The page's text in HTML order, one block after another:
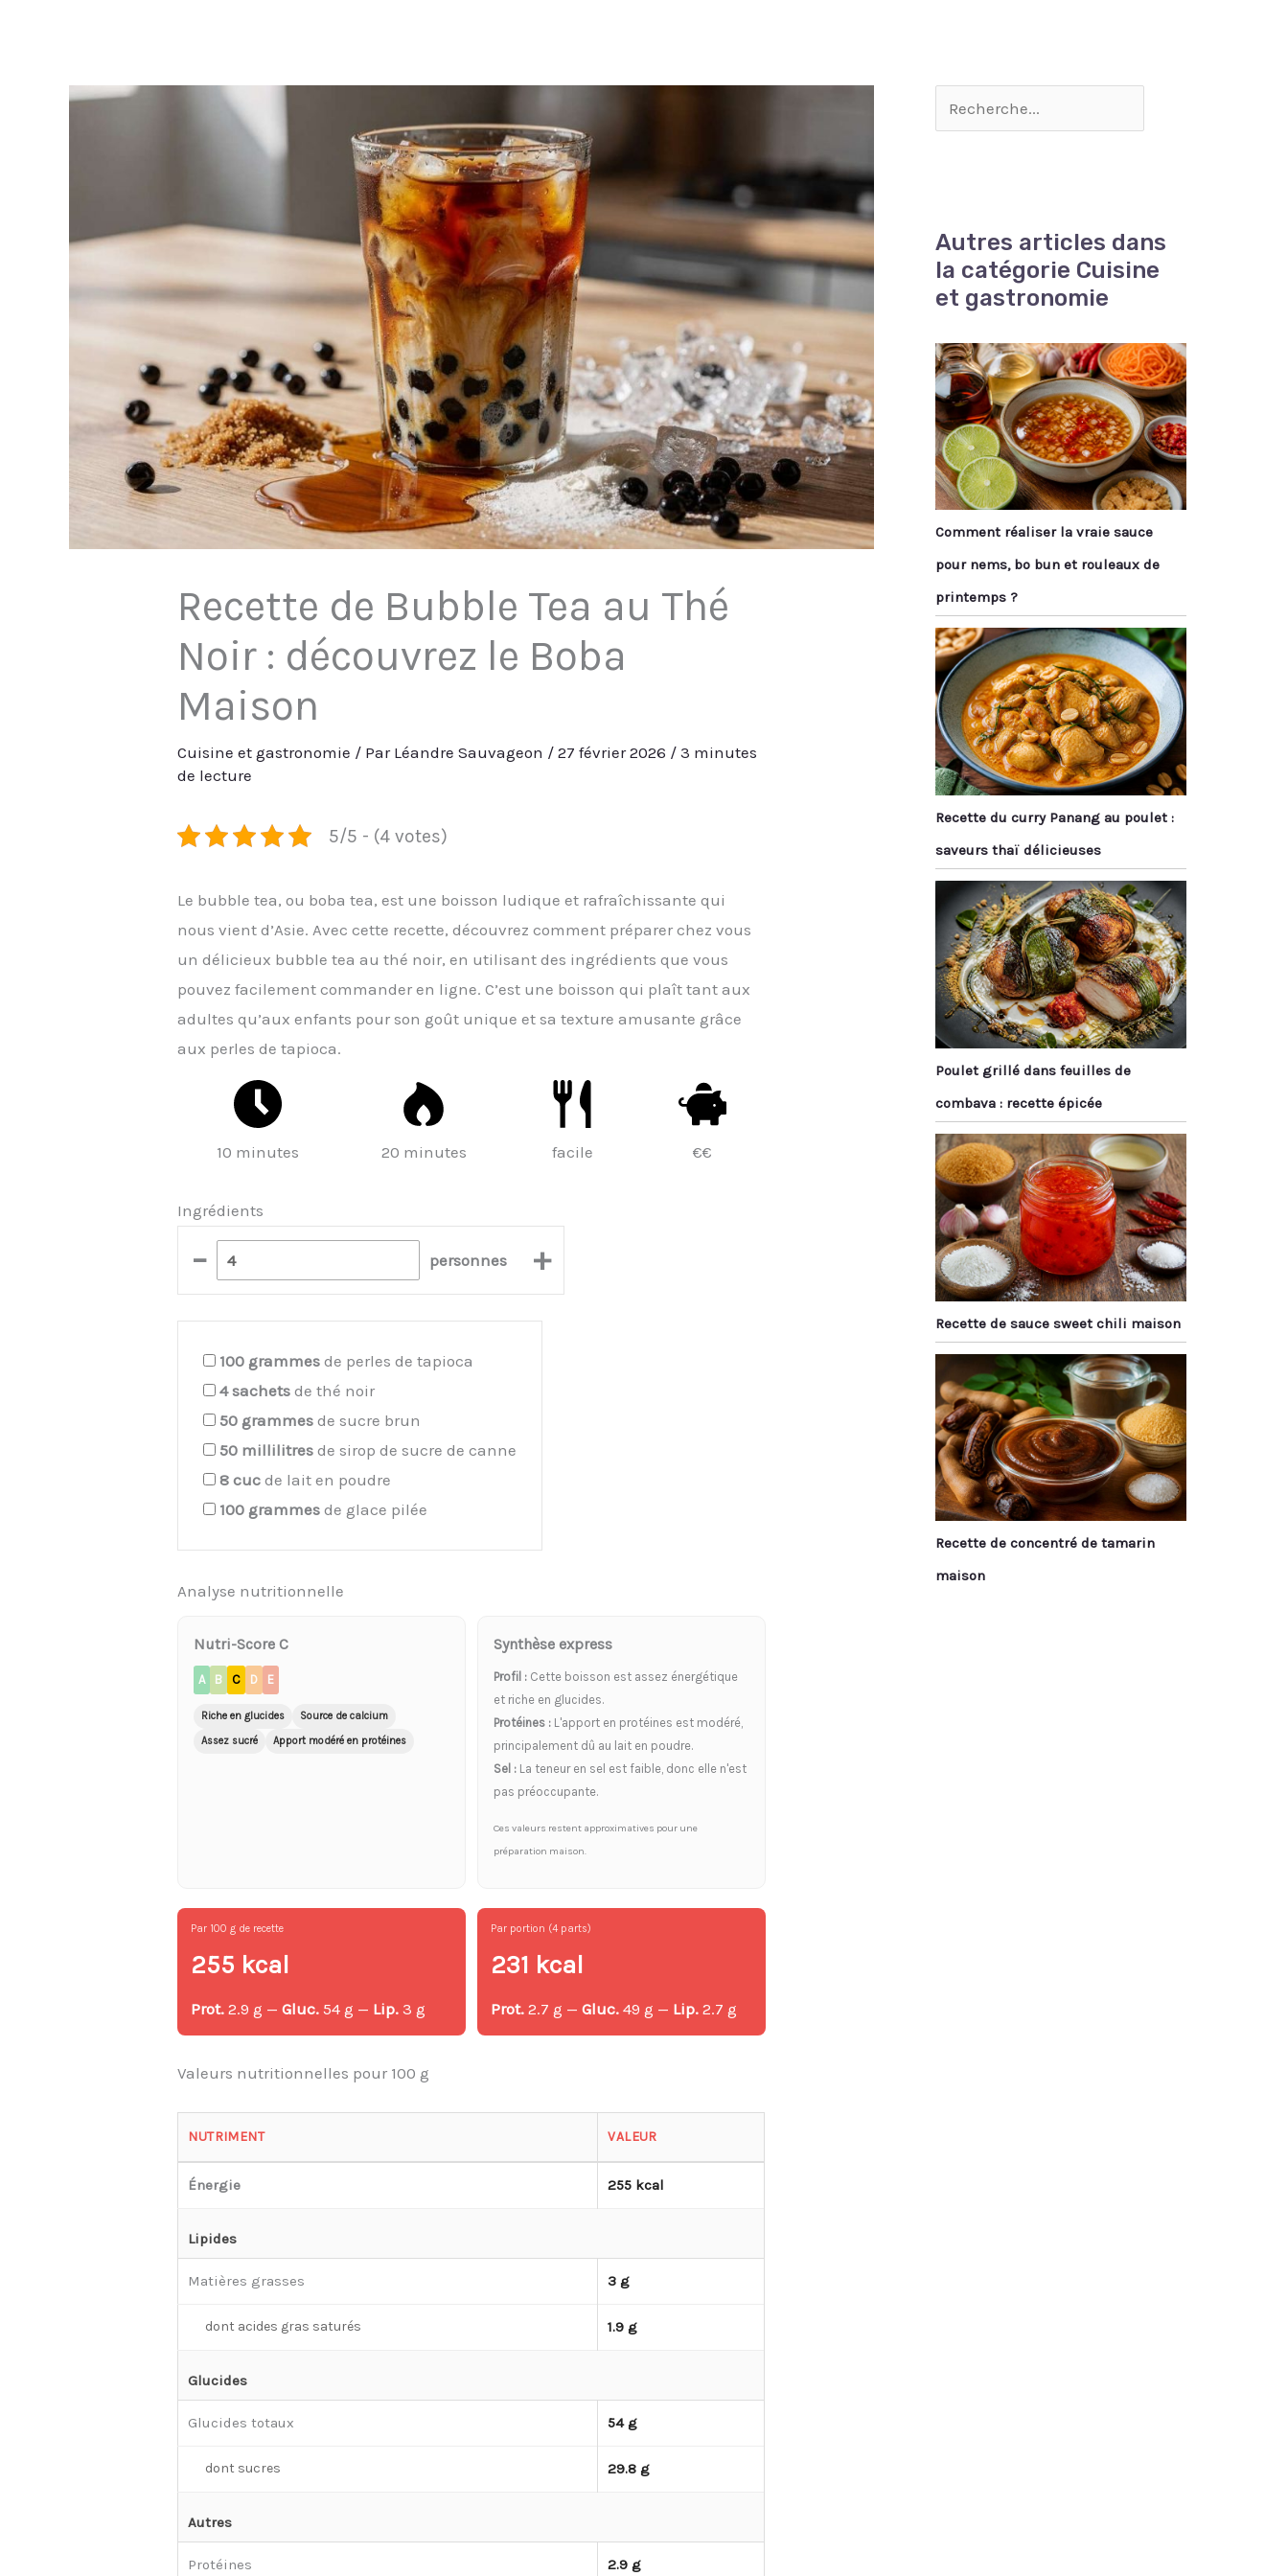
Recette de Bubble Tea au Thé
Noir : découvrez le Boba
Maison
Cuisine et gastronomie / Par Léandre Sauvageon /27 février 2026 /3 minutes
de lecture
5/5 - (4 votes)
Le bubble tea, ou boba tea, est une boisson ludique et rafraîchissante qui
nous vient d’Asie. Avec cette recette, découvrez comment préparer chez vous
un délicieux bubble tea au thé noir, en utilisant des ingrédients que vous
pouvez facilement commander en ligne. C’est une boisson qui plaît tant aux
adultes qu’aux enfants pour son goût unique et sa texture amusante grâce
aux perles de tapioca.
10 minutes 20 minutes facile €€
Ingrédients
– personnes +
100 grammes de perles de tapioca
4 sachets de thé noir
50 grammes de sucre brun
50 millilitres de sirop de sucre de canne
8 cuc de lait en poudre
100 grammes de glace pilée
Analyse nutritionnelle
Nutri-Score C
A B C D E
Riche en glucides
Source de calcium
Assez sucré
Apport modéré en protéines
Synthèse express
Profil : Cette boisson est assez énergétique
et riche en glucides.
Protéines : L'apport en protéines est modéré,
principalement dû au lait en poudre.
Sel : La teneur en sel est faible, donc elle n'est
pas préoccupante.
Ces valeurs restent approximatives pour une
préparation maison.
Par 100 g de recette
255 kcal
Prot. 2.9 g —Gluc. 54 g — Lip. 3 g
Par portion (4 parts)
231 kcal
Prot. 2.7 g —Gluc. 49 g — Lip. 2.7 g
Valeurs nutritionnelles pour 100 g
NUTRIMENT VALEUR
Énergie 255 kcal
Lipides
Matières grasses 3 g
dont acides gras saturés 1.9 g
Glucides
Glucides totaux 54 g
dont sucres 29.8 g
Autres
Protéines 2.9 g
Autres articles dans
la catégorie Cuisine
et gastronomie
Comment réaliser la vraie sauce
pour nems, bo bun et rouleaux de
printemps ?
Recette du curry Panang au poulet :
saveurs thaï délicieuses
Poulet grillé dans feuilles de
combava : recette épicée
Recette de sauce sweet chili maison
Recette de concentré de tamarin
maison